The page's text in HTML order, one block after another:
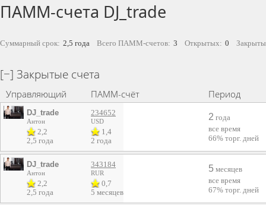
ПАММ-счета DJ_trade
Суммарный срок: 2,5 года Всего ПАММ-счетов: 3 Открытых: 0
Закрытые счета
Управляющий ПАММ-счёт Период
DJ_trade
Антон
2,2
2,5 года
234652
USD
1,4
2 года
2 года
все время
66% торг. дней
DJ_trade
Антон
2,2
2,5 года
343184
RUR
0,7
5 месяцев
5 месяцев
все время
67% торг. дней